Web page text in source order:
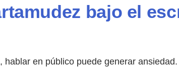
bajo el
hablar en público puede generar